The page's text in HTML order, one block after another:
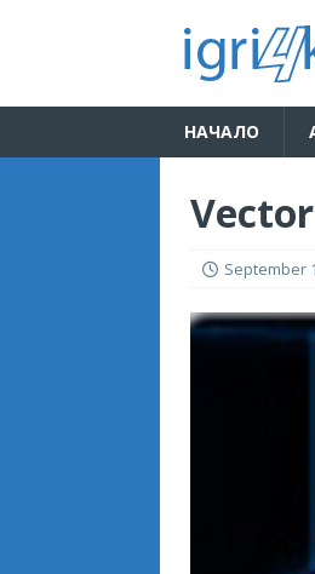
НАЧАЛО
September